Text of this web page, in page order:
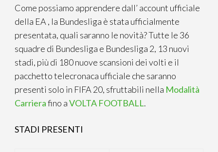
Come possiamo apprendere dall’ account ufficiale
della EA , la Bundesliga è stata ufficialmente
presentata, quali saranno le novità? Tutte le 36
squadre di Bundesliga e Bundesliga 2, 13 nuovi
stadi, più di 180 nuove scansioni dei volti e il
pacchetto telecronaca ufficiale che saranno
presenti solo in FIFA 20, sfruttabili nella Modalità
Carrierafino aVOLTA FOOTBALL.
STADI PRESENTI